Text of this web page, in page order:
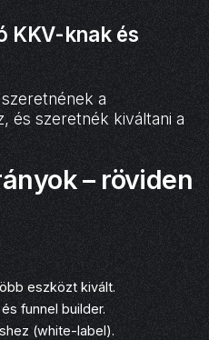
KKV-knak és
a
és szeretnék kiváltani a
– röviden
eszközt kivált.
funnel builder.
(white-label).